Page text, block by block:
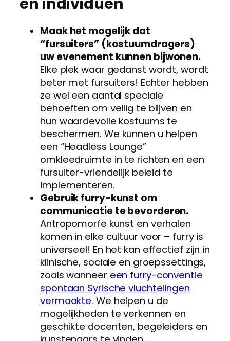
Maak het mogelijk dat
“fursuiters” (kostuumdragers)
uw evenement kunnen bijwonen.
Elke plek waar gedanst wordt, wordt
beter met fursuiters! Echter hebben
ze wel een aantal speciale
behoeften om veilig te blijven en
hun waardevolle kostuums te
beschermen. We kunnen u helpen
een “Headless Lounge”
omkleedruimte in te richten en een
fursuiter-vriendelijk beleid te
implementeren.
Gebruik furry-kunst om
communicatie te bevorderen.
Antropomorfe kunst en verhalen
komen in elke cultuur voor – furry is
universeel! En het kan effectief zijn in
klinische, sociale en groepssettings,
zoals wanneer een furry-conventie
spontaan Syrische vluchtelingen
vermaakte. We helpen u de
mogelijkheden te verkennen en
geschikte docenten, begeleiders en